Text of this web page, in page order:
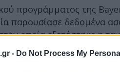
- Do Not Process My
προγράμματος της
παρουσίασε δεδομένα
οποία εξετάστηκε η
αμπιρατερόνη συν